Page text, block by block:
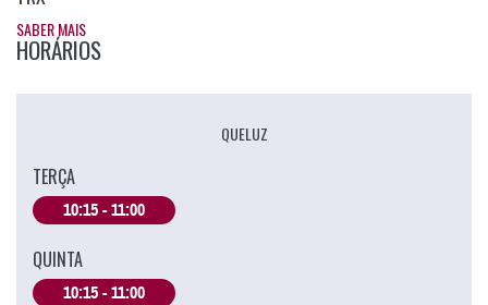
SABER MAIS
HORÁRIOS
QUELUZ
TERÇA
10:15 - 11:00
QUINTA
10:15 - 11:00